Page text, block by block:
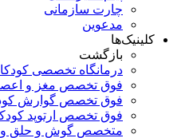
چارت سازمانی
مدعوین
کلینیک‌ها
بازگشت
درمانگاه تخصصی
فوق تخصص مغز و
فوق تخصص گوارش
فوق تخصص ارتوپد
متخصص گوش و حلق و